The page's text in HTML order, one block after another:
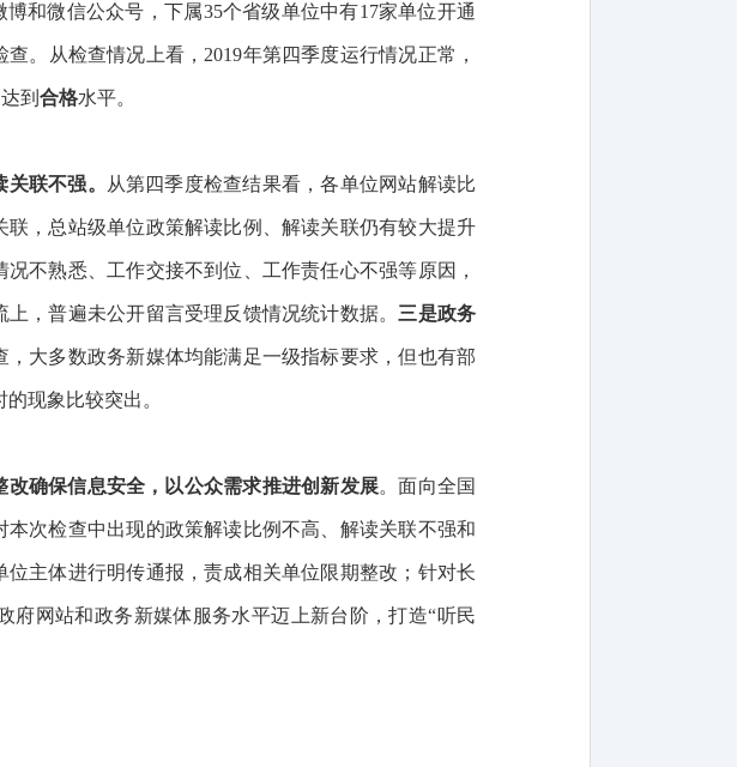
博和微信公众号，下属35个省级单位中有17家单位开通
。从检查情况上看，2019年第四季度运行情况正常，
到 合格水平。
联不强。 从第四季度检查结果看，各单位网站解读比
联 ，总站级单位政策解读比例、解读关联仍有较大提升
不熟悉、工作交接不到位、工作责任心不强等原因，
上，普遍未公开留言受理反馈情况统计数据。 三是政务
大多数政务新媒体均能满足一级指标要求，但也有部
现象比较突出。
改确保信息安全，以公众需求推进创新发展。面向全国
次检查中出现的政策解读比例不高、解读关联不强和
位主体进行明传通报，责成相关单位限期整改 ； 针对长
府网站和政务新媒体服务水平迈上新台阶，打造“听民